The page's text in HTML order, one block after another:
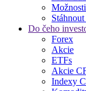
Do čeho
Forex
Akcie
ETFs
Akcie
Indexy